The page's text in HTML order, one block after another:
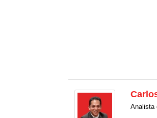
Analista